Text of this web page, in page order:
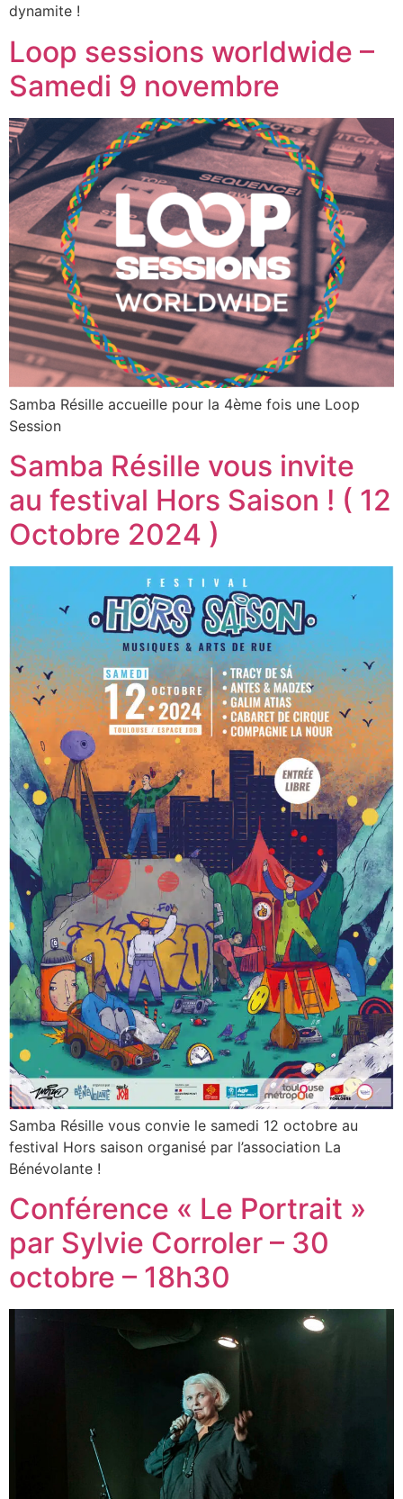
dynamite !
Loop sessions worldwide –
Samedi 9 novembre
Samba Résille accueille pour la 4ème fois une Loop
Session
Samba Résille vous invite
au festival Hors Saison ! ( 12
Octobre 2024 )
Samba Résille vous convie le samedi 12 octobre au
festival Hors saison organisé par l’association La
Bénévolante !
Conférence « Le Portrait »
par Sylvie Corroler – 30
octobre – 18h30